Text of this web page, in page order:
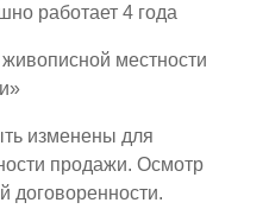
работает 4 года
местности
изменены для
продажи. Осмотр
договоренности.